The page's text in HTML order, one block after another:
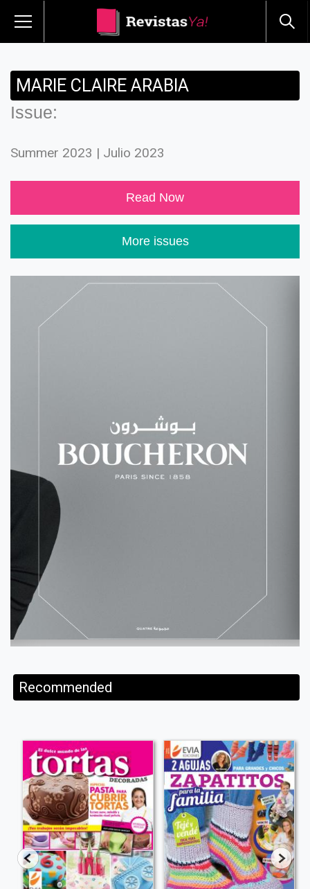
MARIE CLAIRE ARABIA
Issue:
Summer 2023 | Julio 2023
Read Now
More issues
Recommended